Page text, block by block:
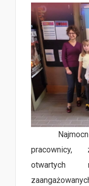
pracownicy,
otwartych